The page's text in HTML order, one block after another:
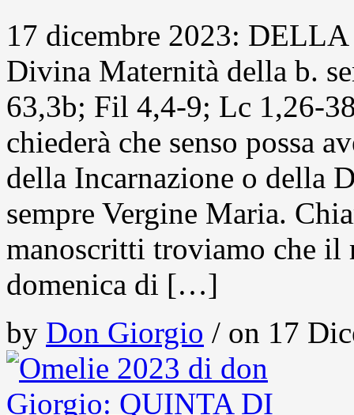
17 dicembre 2023:
Divina Maternità della b.
63,3b; Fil 4,4-9; Lc 1,26-
chiederà che senso possa
della Incarnazione o della
sempre Vergine Maria.
manoscritti troviamo che il
domenica di […]
by Don Giorgio / on 17